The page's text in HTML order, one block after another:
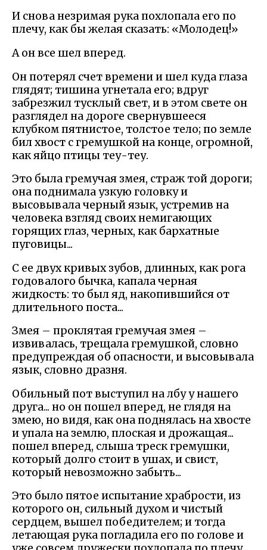
И снова незримая рука похлопала его по
плечу, как бы желая сказать: «Молодец!»
А он все шел вперед.
Он потерял счет времени и шел куда глаза
глядят; тишина угнетала его; вдруг
забрезжил тусклый свет, и в этом свете он
разглядел на дороге свернувшееся
клубком пятнистое, толстое тело; по земле
бил хвост с гремушкой на конце, огромной,
как яйцо птицы теу-теу.
Это была гремучая змея, страж той дороги;
она поднимала узкую головку и
высовывала черный язык, устремив на
человека взгляд своих немигающих
горящих глаз, черных, как бархатные
пуговицы...
С ее двух кривых зубов, длинных, как рога
годовалого бычка, капала черная
жидкость: то был яд, накопившийся от
длительного поста...
Змея – проклятая гремучая змея –
извивалась, трещала гремушкой, словно
предупреждая об опасности, и высовывала
язык, словно дразня.
Обильный пот выступил на лбу у нашего
друга... но он пошел вперед, не глядя на
змею, но видя, как она поднялась на хвосте
и упала на землю, плоская и дрожащая...
пошел вперед, слыша треск гремушки,
который долго стоит в ушах, и свист,
который невозможно забыть...
Это было пятое испытание храбрости, из
которого он, сильный духом и чистый
сердцем, вышел победителем; и тогда
летающая рука погладила его по голове и